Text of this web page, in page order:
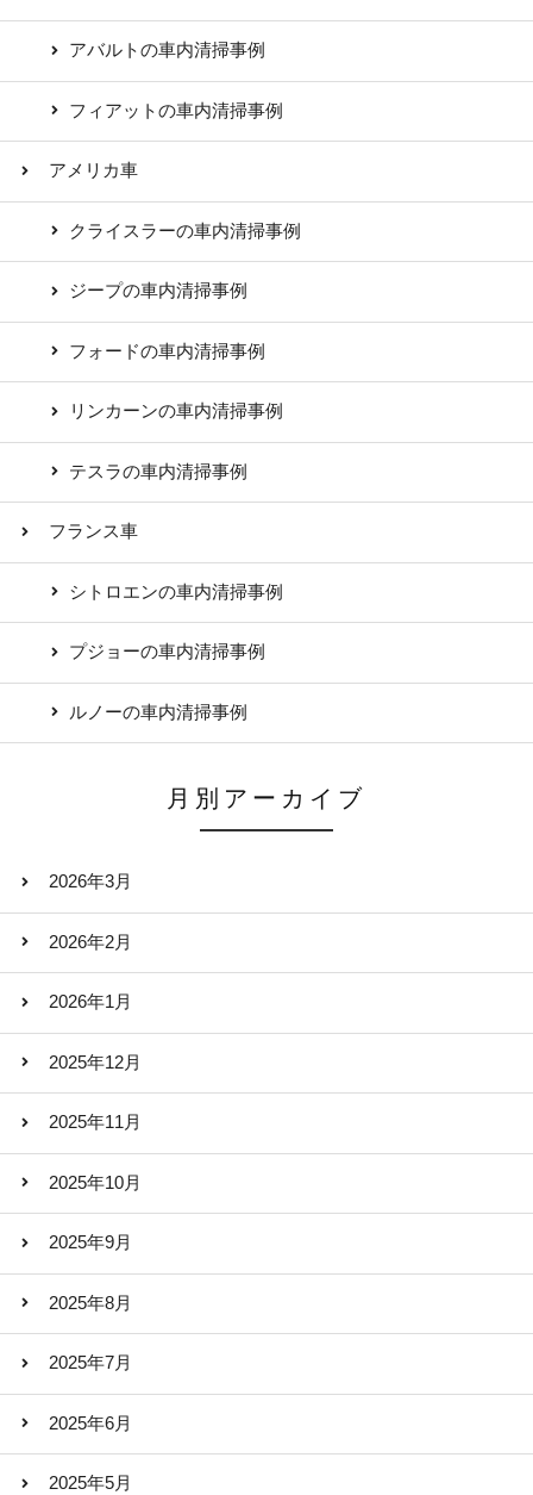
アバルトの車内清掃事例
フィアットの車内清掃事例
アメリカ車
クライスラーの車内清掃事例
ジープの車内清掃事例
フォードの車内清掃事例
リンカーンの車内清掃事例
テスラの車内清掃事例
フランス車
シトロエンの車内清掃事例
プジョーの車内清掃事例
ルノーの車内清掃事例
月別アーカイブ
2026年3月
2026年2月
2026年1月
2025年12月
2025年11月
2025年10月
2025年9月
2025年8月
2025年7月
2025年6月
2025年5月